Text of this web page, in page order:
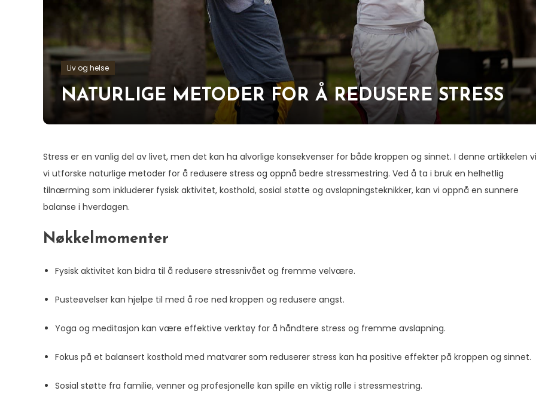
Liv og helse
NATURLIGE METODER FOR Å REDUSERE STRESS
Stress er en vanlig del av livet, men det kan ha alvorlige konsekvenser for både kroppen og sinnet. I denne artikkelen
vi utforske naturlige metoder for å redusere stress og oppnå bedre stressmestring. Ved å ta i bruk en helhetlig
tilnærming som inkluderer fysisk aktivitet, kosthold, sosial støtte og avslapningsteknikker, kan vi oppnå en sunnere
balanse i hverdagen.
Nøkkelmomenter
Fysisk aktivitet kan bidra til å redusere stressnivået og fremme velvære.
Pusteøvelser kan hjelpe til med å roe ned kroppen og redusere angst.
Yoga og meditasjon kan være effektive verktøy for å håndtere stress og fremme avslapning.
Fokus på et balansert kosthold med matvarer som reduserer stress kan ha positive effekter på kroppen og sinnet.
Sosial støtte fra familie, venner og profesjonelle kan spille en viktig rolle i stressmestring.